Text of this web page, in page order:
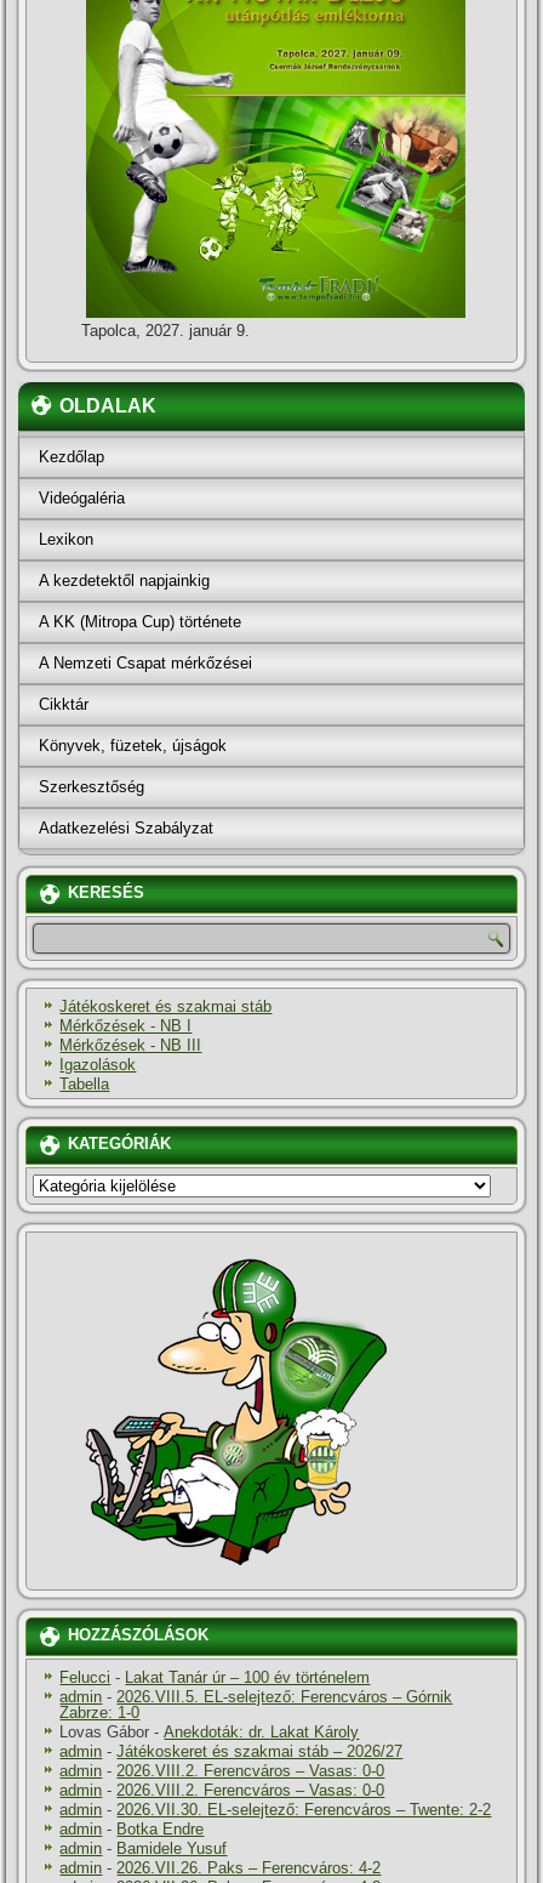
Tapolca, 2027. január 9.
OLDALAK
Kezdőlap
Videógaléria
Lexikon
A kezdetektől napjainkig
A KK (Mitropa Cup) története
A Nemzeti Csapat mérkőzései
Cikktár
Könyvek, füzetek, újságok
Szerkesztőség
Adatkezelési Szabályzat
KERESÉS
Játékoskeret és szakmai stáb
Mérkőzések - NB I
Mérkőzések - NB III
Igazolások
Tabella
KATEGÓRIÁK
KATEGÓRIÁK
HOZZÁSZÓLÁSOK
Felucci - Lakat Tanár úr – 100 év történelem
admin -2026.VIII.5. EL-selejtező: Ferencváros – Górnik
Zabrze: 1-0
Lovas Gábor -Anekdoták: dr. Lakat Károly
admin -Játékoskeret és szakmai stáb – 2026/27
admin -2026.VIII.2. Ferencváros – Vasas: 0-0
admin -2026.VIII.2. Ferencváros – Vasas: 0-0
admin -2026.VII.30. EL-selejtező: Ferencváros – Twente: 2-2
admin - Botka Endre
admin - Bamidele Yusuf
admin -2026.VII.26. Paks – Ferencváros: 4-2